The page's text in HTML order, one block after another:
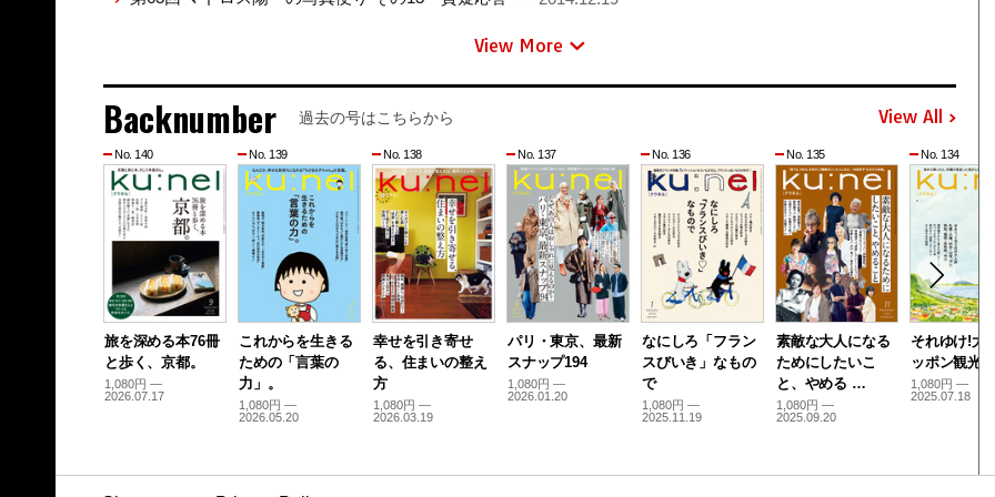
View More
Backnumber 過去の号はこちらから View All
No. 140
旅を深める本76冊
と歩く、京都。
1,080円 —
2026.07.17
No. 139
これからを生きる
ための「言葉の
力」。
1,080円 —
2026.05.20
No. 138
幸せを引き寄せ
る、住まいの整え
方
1,080円 —
2026.03.19
No. 137
パリ・東京、最新
スナップ194
1,080円 —
2026.01.20
No. 136
なにしろ「フラン
スびいき」なもの
で
1,080円 —
2025.11.19
No. 135
素敵な大人になる
ためにしたいこ
と、やめる …
1,080円 —
2025.09.20
No. 134
それゆけ!大
ッポン観光
1,080円 —
2025.07.18